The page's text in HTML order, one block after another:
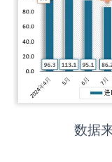
数据